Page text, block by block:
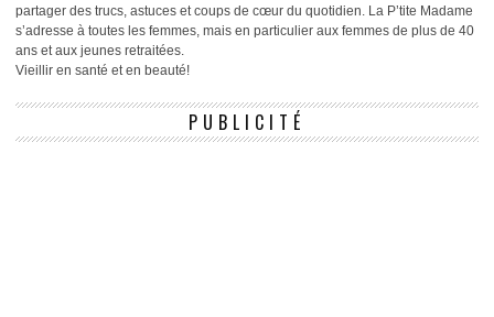
partager des trucs, astuces et coups de cœur du quotidien. La P’tite Madame
s’adresse à toutes les femmes, mais en particulier aux femmes de plus de 40
ans et aux jeunes retraitées.
Vieillir en santé et en beauté!
PUBLICITÉ